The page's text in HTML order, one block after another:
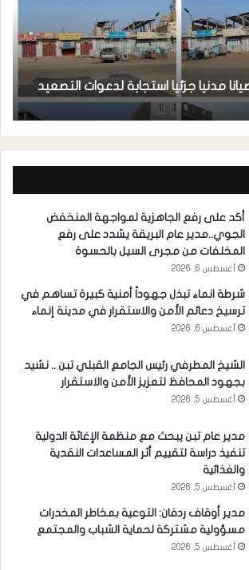
مدنيا جزئيا استجابة لدعوات التصعيد
أكد على رفع الجاهزية لمواجهة المنخفض
الجوي..مدير عام البريقة يشدد على رفع
المخلفات من مجرى السيل بالحسوة
أغسطس 6, 2026
شرطة انماء تبذل جهوداً أمنية كبيرة تساهم في
ترسيخ دعائم الأمن والاستقرار في مدينة إنماء
أغسطس 6, 2026
الشيخ المطرفي رئيس الجامع القبلي تبن .. نشيد
بجهود المحافظ لتعزيز الأمن والاستقرار
أغسطس 5, 2026
مدير عام تبن يبحث مع منظمة الإغاثة الدولية
تنفيذ دراسة لتقييم أثر المساعدات النقدية
والغذائية
أغسطس 5, 2026
مدير أوقاف ردفان: التوعية بمخاطر المخدرات
مسؤولية مشتركة لحماية الشباب والمجتمع
أغسطس 5, 2026